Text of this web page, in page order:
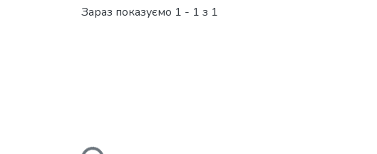
Зараз показуємо 1 - 1 з 1
Вантажиться...